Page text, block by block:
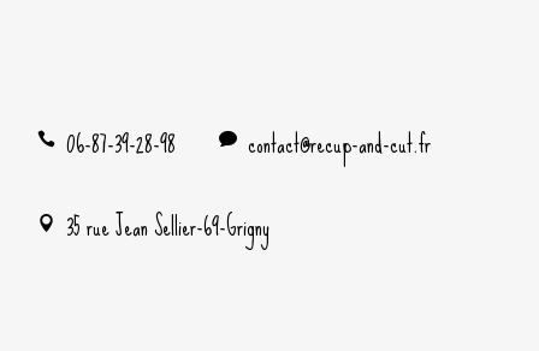
06-87-39-28-98
contact@recup-and-cut.fr
35 rue Jean Sellier-69-Grigny